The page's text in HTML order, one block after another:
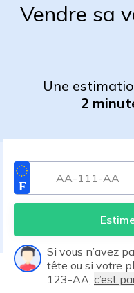
Vendre sa
Une
2
Si vous n’avez
tête ou si votre
123-AA, c’est